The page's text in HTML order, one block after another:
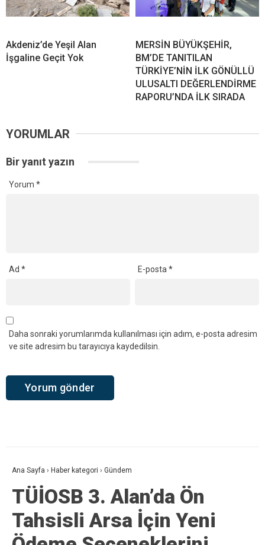
Akdeniz’de Yeşil Alan
İşgaline Geçit Yok
MERSİN BÜYÜKŞEHİR,
BM’DE TANITILAN
TÜRKİYE’NİN İLK GÖNÜLLÜ
ULUSALTI DEĞERLENDİRME
RAPORU’NDA İLK SIRADA
YORUMLAR
Bir yanıt yazın
Yorum *
Ad * E-posta*
Daha sonraki yorumlarımda kullanılması için adım, e-posta adresim
ve site adresim bu tarayıcıya kaydedilsin.
Ana Sayfa › Haber kategori › Gündem
TÜİOSB 3. Alan’da Ön
Tahsisli Arsa İçin Yeni